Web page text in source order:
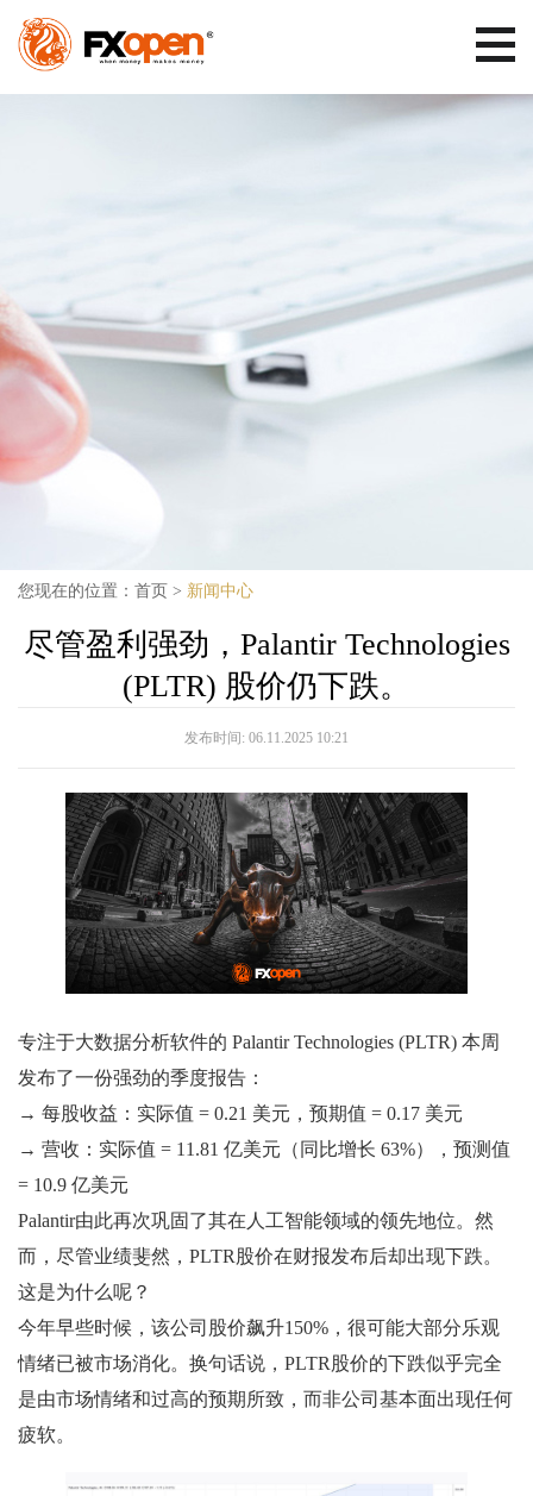
您现在的位置： 首页 > 新闻中心
尽管盈利强劲，Palantir Technologies
(PLTR) 股价仍下跌。
发布时间: 06.11.2025 10:21
专注于大数据分析软件的 Palantir Technologies (PLTR) 本周
发布了一份强劲的季度报告：
→ 每股收益：实际值 = 0.21 美元，预期值 = 0.17 美元
→ 营收：实际值 = 11.81 亿美元（同比增长 63%），预测值
= 10.9 亿美元
Palantir由此再次巩固了其在人工智能领域的领先地位。然
而，尽管业绩斐然，PLTR股价在财报发布后却出现下跌。
这是为什么呢？
今年早些时候，该公司股价飙升150%，很可能大部分乐观
情绪已被市场消化。换句话说，PLTR股价的下跌似乎完全
是由市场情绪和过高的预期所致，而非公司基本面出现任何
疲软。